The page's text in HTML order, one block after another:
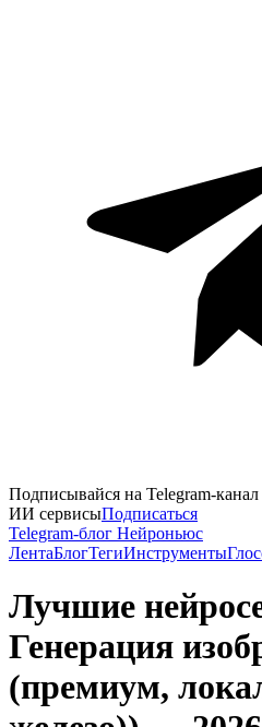
Подписывайся на Telegram-
ИИ сервисыПодписаться
Telegram-блог Нейроньюс
ЛентаБлогТегиИнструменты
Лучшие
Генерация
(премиум,